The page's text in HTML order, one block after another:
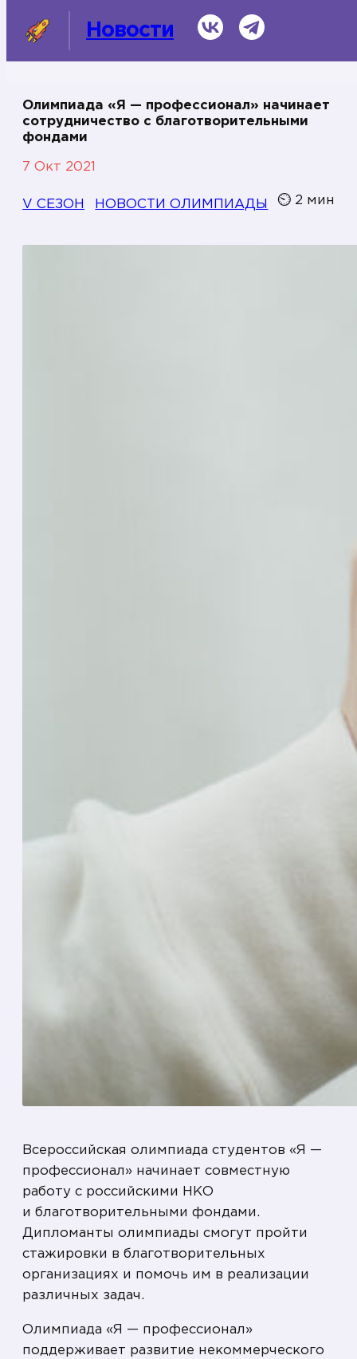
Новости ВКонтактеTelegram
СМИ о нас
Темы
Информационная справка
Олимпиада «Я — профессионал» начинает
сотрудничество с благотворительными
фондами
7 Окт 2021
V СЕЗОН НОВОСТИ ОЛИМПИАДЫ ⏲ 2 мин
Всероссийская олимпиада студентов «Я —
профессионал» начинает совместную
работу с российскими НКО
и благотворительными фондами.
Дипломанты олимпиады смогут пройти
стажировки в благотворительных
организациях и помочь им в реализации
различных задач.
Олимпиада «Я — профессионал»
поддерживает развитие некоммерческого